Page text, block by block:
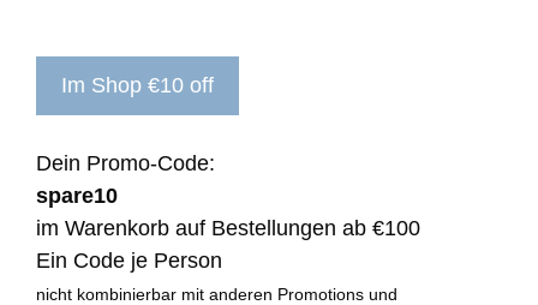
Im Shop €10 off
Dein Promo-Code:
spare10
im Warenkorb auf Bestellungen ab €100
Ein Code je Person
nicht kombinierbar mit anderen Promotions und